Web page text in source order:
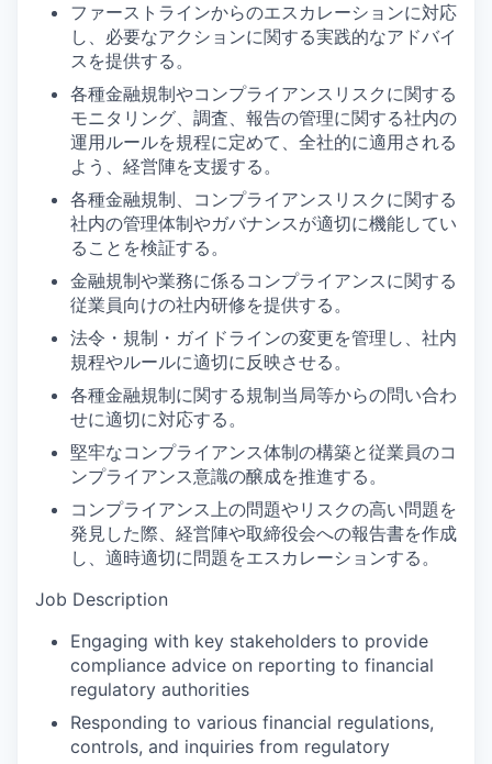
ファーストラインからのエスカレーションに対応
し、必要なアクションに関する実践的なアドバイ
スを提供する。
各種金融規制やコンプライアンスリスクに関する
モニタリング、調査、報告の管理に関する社内の
運用ルールを規程に定めて、全社的に適用される
よう、経営陣を支援する。
各種金融規制、コンプライアンスリスクに関する
社内の管理体制やガバナンスが適切に機能してい
ることを検証する。
金融規制や業務に係るコンプライアンスに関する
従業員向けの社内研修を提供する。
法令・規制・ガイドラインの変更を管理し、社内
規程やルールに適切に反映させる。
各種金融規制に関する規制当局等からの問い合わ
せに適切に対応する。
堅牢なコンプライアンス体制の構築と従業員のコ
ンプライアンス意識の醸成を推進する。
コンプライアンス上の問題やリスクの高い問題を
発見した際、経営陣や取締役会への報告書を作成
し、適時適切に問題をエスカレーションする。
Job Description
Engaging with key stakeholders to provide
compliance advice on reporting to financial
regulatory authorities
Responding to various financial regulations,
controls, and inquiries from regulatory